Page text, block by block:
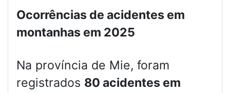
Ocorrências de acidentes em
montanhas em 2025
Na província de Mie, foram
registrados 80 acidentes em